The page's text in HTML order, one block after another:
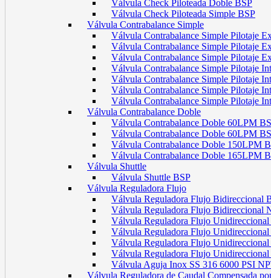
Válvula Check Piloteada Doble BSP
Válvula Check Piloteada Simple BSP
Válvula Contrabalance Simple
Válvula Contrabalance Simple Pilotaje
Válvula Contrabalance Simple Pilotaje
Válvula Contrabalance Simple Pilotaje
Válvula Contrabalance Simple Pilotaje
Válvula Contrabalance Simple Pilotaje
Válvula Contrabalance Simple Pilotaje
Válvula Contrabalance Simple Pilotaje
Válvula Contrabalance Doble
Válvula Contrabalance Doble 60LPM
Válvula Contrabalance Doble 60LPM
Válvula Contrabalance Doble 150LPM
Válvula Contrabalance Doble 165LPM
Válvula Shuttle
Válvula Shuttle BSP
Válvula Reguladora Flujo
Válvula Reguladora Flujo Bidireccional
Válvula Reguladora Flujo Bidireccional
Válvula Reguladora Flujo Unidireccional
Válvula Reguladora Flujo
Válvula Reguladora Flujo
Válvula Reguladora Flujo Unidireccional
Válvula Aguja Inox SS 316 6000 PSI
Válvula Reguladora de Caudal Compensada